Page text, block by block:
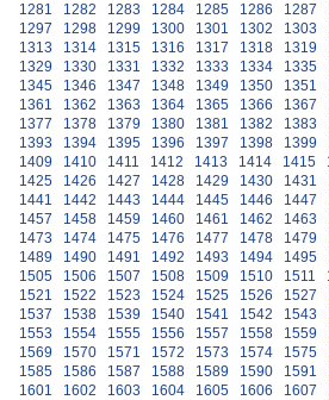
1281
1282 1283 1284 1285 1286 1287
1297
1298 1299 1300 1301 1302 1303
1313
1314 1315 1316 1317 1318 1319
1329
1330 1331 1332 1333 1334 1335
1345
1346 1347 1348 1349 1350 1351
1361
1362 1363 1364 1365 1366 1367
1377
1378 1379 1380 1381 1382 1383
1393
1394 1395 1396 1397 1398 1399
1409
1410 1411 1412 1413 1414 1415
1425
1426 1427 1428 1429 1430 1431
1441
1442 1443 1444 1445 1446 1447
1457
1458 1459 1460 1461 1462 1463
1473
1474 1475 1476 1477 1478 1479
1489
1490 1491 1492 1493 1494 1495
1505
1506 1507 1508 1509 1510 1511
1521
1522 1523 1524 1525 1526 1527
1537
1538 1539 1540 1541 1542 1543
1553
1554 1555 1556 1557 1558 1559
1569
1570 1571 1572 1573 1574 1575
1585
1586 1587 1588 1589 1590 1591
1601
1602 1603 1604 1605 1606 1607